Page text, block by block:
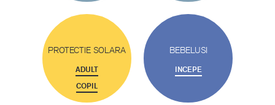
PROTECTIE SOLARA
ADULT
COPIL
BEBELUSI
INCEPE